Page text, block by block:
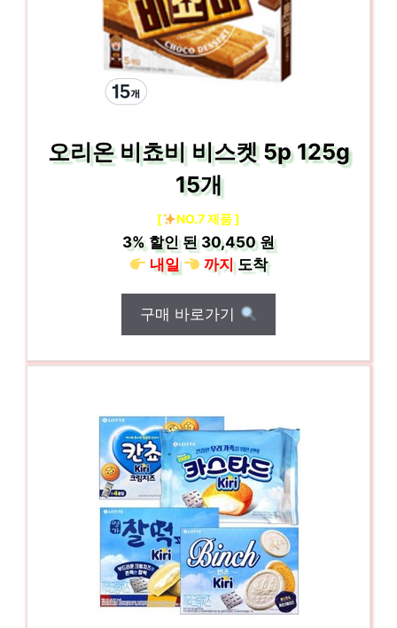
오리온 비쵸비 비스켓 5p 125g
15개
[ NO.7 제품 ]
3%할인 된30,450 원
내일
까지도착
구매 바로가기